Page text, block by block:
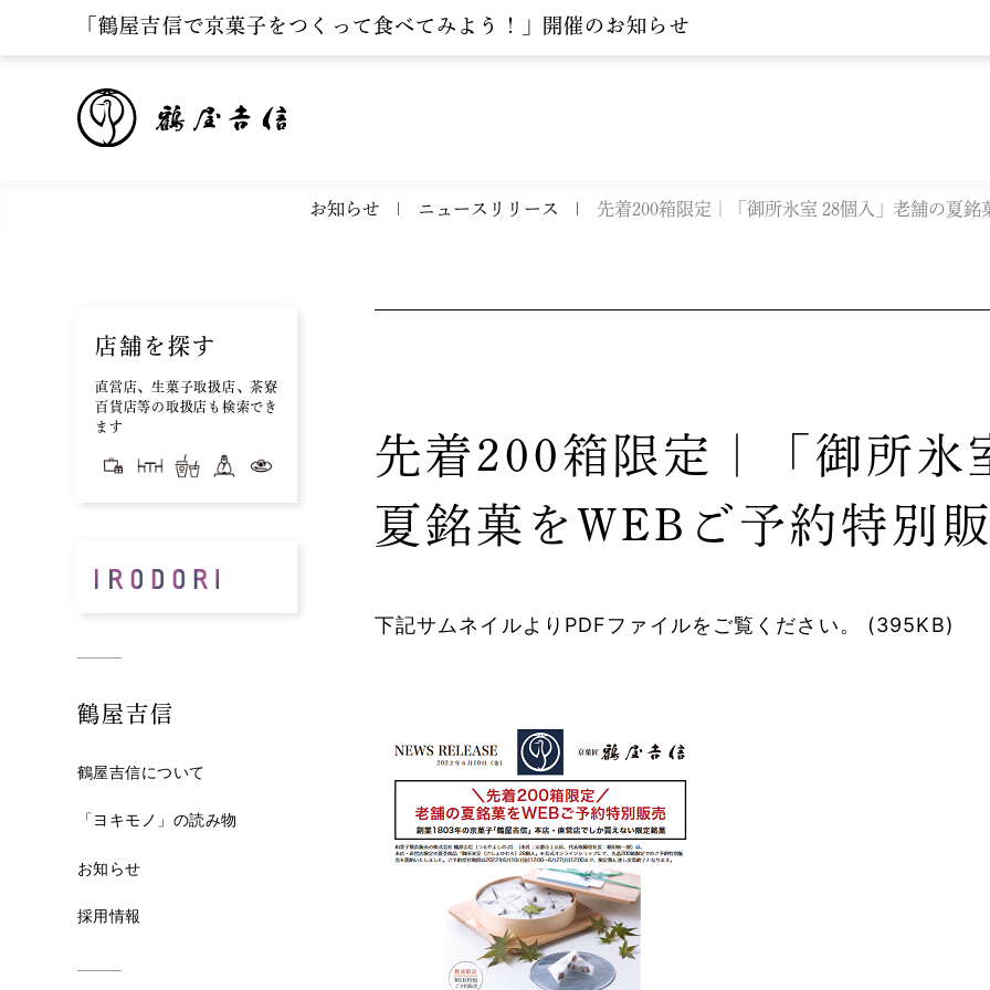
「鶴屋吉信で京菓子をつくって食べてみよう！」開催のお知らせ
先着200箱限定｜「御所氷
夏銘菓をWEBご予約特別
下記サムネイルよりPDFファイルをご覧ください。 (395KB)
店舗を探す
直営店、生菓子取扱店、茶寮
百貨店等の取扱店も検索でき
ます
鶴屋吉信
鶴屋吉信について
「ヨキモノ」の読み物
お知らせ
採用情報
お知らせ ニュースリリース 先着200箱限定｜「御所氷室 28個入」老舗の夏銘